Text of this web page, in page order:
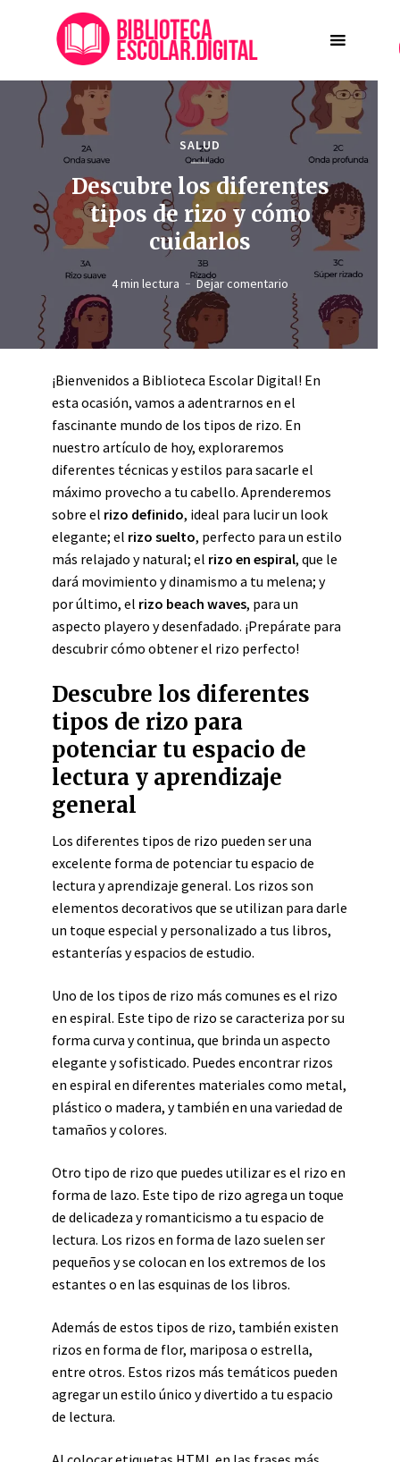
SALUD
Descubre los diferentes
tipos de rizo y cómo
cuidarlos
4 min lectura Dejar comentario
¡Bienvenidos a Biblioteca Escolar Digital! En
esta ocasión, vamos a adentrarnos en el
fascinante mundo de los tipos de rizo. En
nuestro artículo de hoy, exploraremos
diferentes técnicas y estilos para sacarle el
máximo provecho a tu cabello. Aprenderemos
sobre el rizo definido, ideal para lucir un look
elegante; el rizo suelto, perfecto para un estilo
más relajado y natural; el rizo en espiral, que le
dará movimiento y dinamismo a tu melena; y
por último, el rizo beach waves, para un
aspecto playero y desenfadado. ¡Prepárate para
descubrir cómo obtener el rizo perfecto!
Descubre los diferentes
tipos de rizo para
potenciar tu espacio de
lectura y aprendizaje
general
Los diferentes tipos de rizo pueden ser una
excelente forma de potenciar tu espacio de
lectura y aprendizaje general. Los rizos son
elementos decorativos que se utilizan para darle
un toque especial y personalizado a tus libros,
estanterías y espacios de estudio.
Uno de los tipos de rizo más comunes es el rizo
en espiral. Este tipo de rizo se caracteriza por su
forma curva y continua, que brinda un aspecto
elegante y sofisticado. Puedes encontrar rizos
en espiral en diferentes materiales como metal,
plástico o madera, y también en una variedad de
tamaños y colores.
Otro tipo de rizo que puedes utilizar es el rizo en
forma de lazo. Este tipo de rizo agrega un toque
de delicadeza y romanticismo a tu espacio de
lectura. Los rizos en forma de lazo suelen ser
pequeños y se colocan en los extremos de los
estantes o en las esquinas de los libros.
Además de estos tipos de rizo, también existen
rizos en forma de flor, mariposa o estrella,
entre otros. Estos rizos más temáticos pueden
agregar un estilo único y divertido a tu espacio
de lectura.